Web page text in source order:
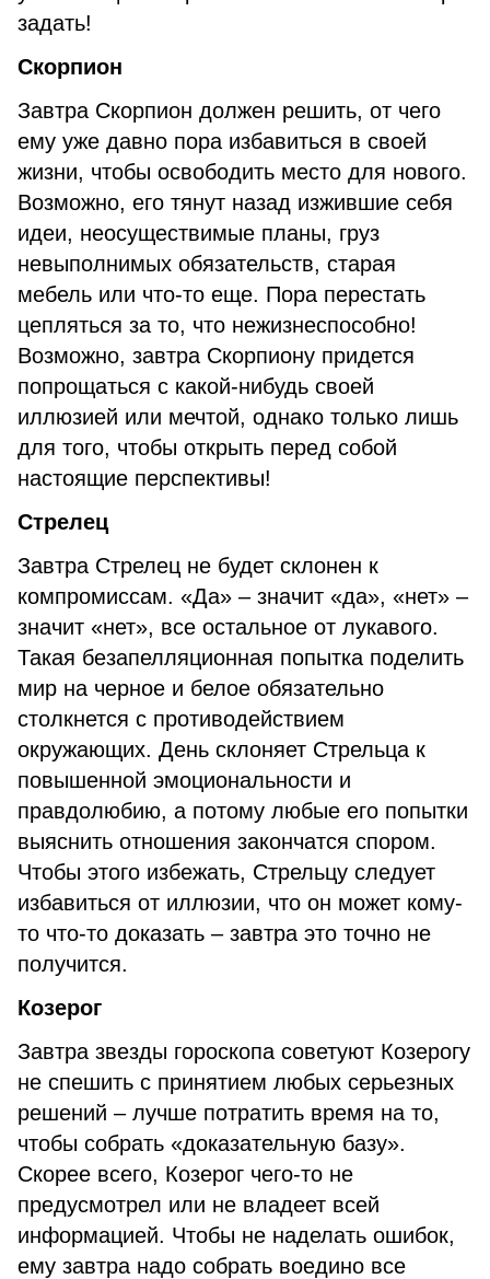
задать!
Скорпион
Завтра Скорпион должен решить, от чего
ему уже давно пора избавиться в своей
жизни, чтобы освободить место для нового.
Возможно, его тянут назад изжившие себя
идеи, неосуществимые планы, груз
невыполнимых обязательств, старая
мебель или что-то еще. Пора перестать
цепляться за то, что нежизнеспособно!
Возможно, завтра Скорпиону придется
попрощаться с какой-нибудь своей
иллюзией или мечтой, однако только лишь
для того, чтобы открыть перед собой
настоящие перспективы!
Стрелец
Завтра Стрелец не будет склонен к
компромиссам. «Да» – значит «да», «нет» –
значит «нет», все остальное от лукавого.
Такая безапелляционная попытка поделить
мир на черное и белое обязательно
столкнется с противодействием
окружающих. День склоняет Стрельца к
повышенной эмоциональности и
правдолюбию, а потому любые его попытки
выяснить отношения закончатся спором.
Чтобы этого избежать, Стрельцу следует
избавиться от иллюзии, что он может кому-
то что-то доказать – завтра это точно не
получится.
Козерог
Завтра звезды гороскопа советуют Козерогу
не спешить с принятием любых серьезных
решений – лучше потратить время на то,
чтобы собрать «доказательную базу».
Скорее всего, Козерог чего-то не
предусмотрел или не владеет всей
информацией. Чтобы не наделать ошибок,
ему завтра надо собрать воедино все